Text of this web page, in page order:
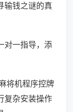
输钱之谜的真
对一指导，添
将机程序控牌
复杂安装操作